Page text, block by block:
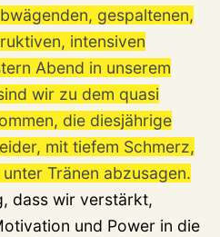
gespaltenen,
intensiven
Abend in unserem
wir zu dem quasi
die diesjährige
mit tiefem Schmerz,
Tränen abzusagen.
dass wir verstärkt,
und Power in die